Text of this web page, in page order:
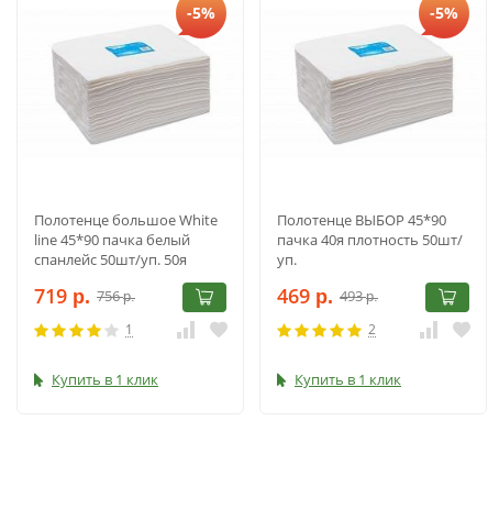
-5%
Полотенце большое White
line 45*90 пачка белый
спанлейс 50шт/уп. 50я
719 р. 756р.
1
Купить в 1 клик
-5%
Полотенце ВЫБОР 45*90
пачка 40я плотность 50шт/
уп.
469 р. 493р.
2
Купить в 1 клик